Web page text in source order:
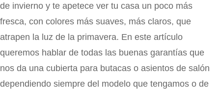
de invierno y te apetece ver tu casa un poco más
fresca, con colores más suaves, más claros, que
atrapen la luz de la primavera. En este artículo
queremos hablar de todas las buenas garantías que
nos da una cubierta para butacas o asientos de salón
dependiendo siempre del modelo que tengamos o de